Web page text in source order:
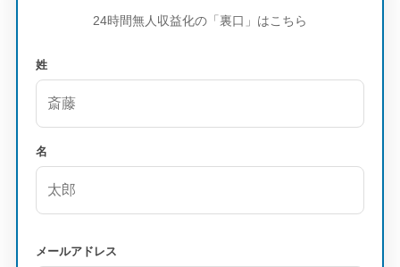
24時間無人収益化の「裏口」はこちら
姓
名
メールアドレス